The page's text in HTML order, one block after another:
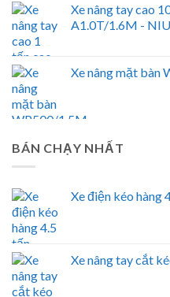
Xe nâng tay cao
A1.0T/1.6M -
Xe nâng mặt bàn
BÁN CHẠY NHẤT
Xe điện kéo hàng
Xe nâng tay cắt